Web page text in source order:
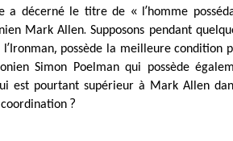
a décerné le titre de « l’homme
Mark Allen.Supposons pendant
’ Ironman, possède la meilleure condition
Simon Poelman qui possède
est pourtant supérieur à Mark Allen
?